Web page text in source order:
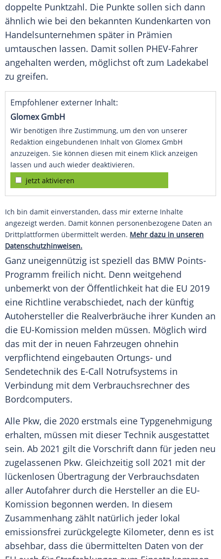
doppelte Punktzahl. Die Punkte sollen sich dann
ähnlich wie bei den bekannten Kundenkarten von
Handelsunternehmen später in Prämien
umtauschen lassen. Damit sollen PHEV-Fahrer
angehalten werden, möglichst oft zum Ladekabel
zu greifen.
Empfohlener externer Inhalt:
Glomex GmbH
Wir benötigen Ihre Zustimmung, um den von unserer
Redaktion eingebundenen Inhalt von Glomex GmbH
anzuzeigen. Sie können diesen mit einem Klick anzeigen
lassen und auch wieder deaktivieren.
jetzt aktivieren
Ich bin damit einverstanden, dass mir externe Inhalte
angezeigt werden. Damit können personenbezogene Daten an
Drittplattformen übermittelt werden. Mehr dazu in unseren
Datenschutzhinweisen.
Ganz uneigennützig ist speziell das BMW Points-
Programm freilich nicht. Denn weitgehend
unbemerkt von der Öffentlichkeit hat die EU 2019
eine Richtline verabschiedet, nach der künftig
Autohersteller die Realverbräuche ihrer Kunden an
die EU-Komission melden müssen. Möglich wird
das mit der in neuen Fahrzeugen ohnehin
verpflichtend eingebauten Ortungs- und
Sendetechnik des E-Call Notrufsystems in
Verbindung mit dem Verbrauchsrechner des
Bordcomputers.
Alle Pkw, die 2020 erstmals eine Typgenehmigung
erhalten, müssen mit dieser Technik ausgestattet
sein. Ab 2021 gilt die Vorschrift dann für jeden neu
zugelassenen Pkw. Gleichzeitig soll 2021 mit der
lückenlosen Übertragung der Verbrauchsdaten
aller Autofahrer durch die Hersteller an die EU-
Komission begonnen werden. In diesem
Zusammenhang zählt natürlich jeder lokal
emissionsfrei zurückgelegte Kilometer, denn es ist
absehbar, dass die übermittelten Daten von der